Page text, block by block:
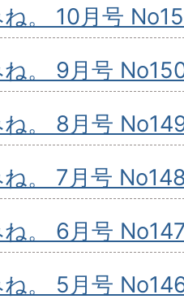
。 10月号
。 9月号
。 8月号
。 7月号
。 6月号
。 5月号